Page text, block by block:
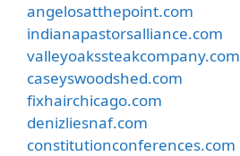
angelosatthepoint.com
indianapastorsalliance.com
valleyoakssteakcompany.com
caseyswoodshed.com
fixhairchicago.com
denizliesnaf.com
constitutionconferences.com